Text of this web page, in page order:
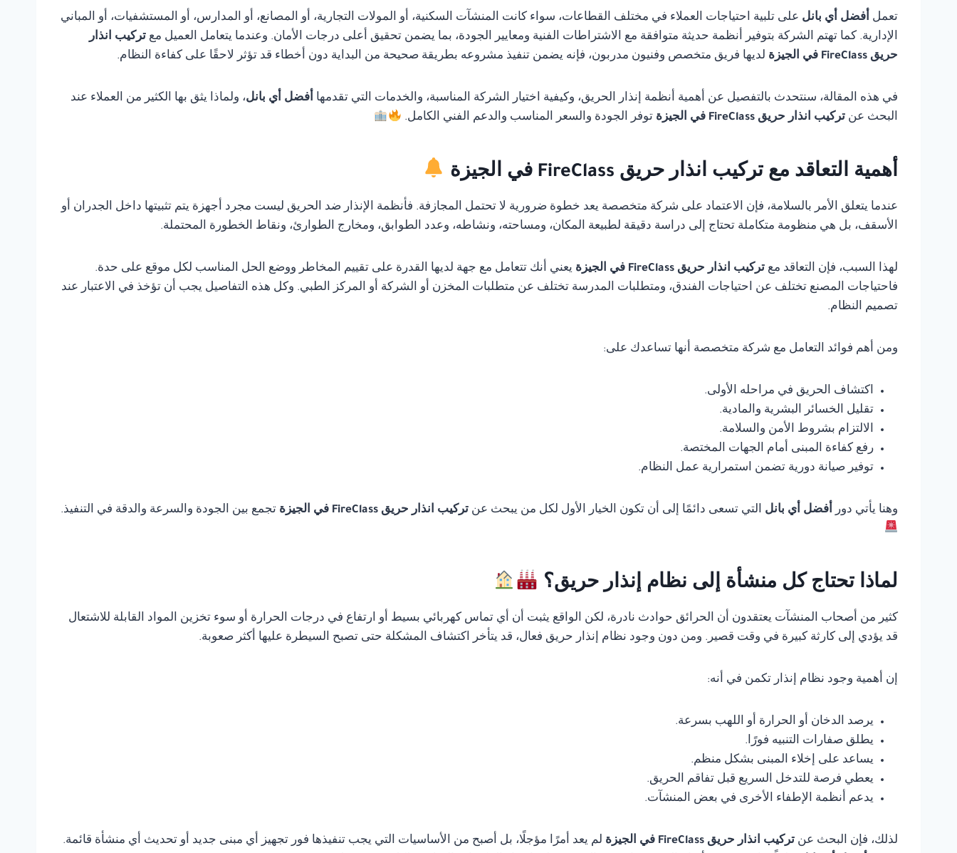
تعمل أفضل أي بانل على تلبية احتياجات العملاء في مختلف القطاعات، سواء كانت المنشآت السكنية، أو المولات التجارية، أو المصانع، أو المدارس، أو المستشفيات، أو المباني
الإدارية. كما تهتم الشركة بتوفير أنظمة حديثة متوافقة مع الاشتراطات الفنية ومعايير الجودة، بما يضمن تحقيق أعلى درجات الأمان. وعندما يتعامل العميل مع تركيب انذار
حريق FireClass في الجيزة
لديها فريق متخصص وفنيون مدربون، فإنه يضمن تنفيذ مشروعه بطريقة صحيحة من البداية دون أخطاء قد تؤثر لاحقًا على كفاءة النظام.
في هذه المقالة، سنتحدث بالتفصيل عن أهمية أنظمة إنذار الحريق، وكيفية اختيار الشركة المناسبة، والخدمات التي تقدمها أفضل أي بانل، ولماذا يثق بها الكثير من العملاء عند
البحث عن تركيب انذار حريق FireClass في الجيزة توفر الجودة والسعر المناسب والدعم الفني الكامل.
أهمية التعاقد مع تركيب انذار حريق FireClass في الجيزة
عندما يتعلق الأمر بالسلامة، فإن الاعتماد على شركة متخصصة يعد خطوة ضرورية لا تحتمل المجازفة. فأنظمة الإنذار ضد الحريق ليست مجرد أجهزة يتم تثبيتها داخل الجدران أو
الأسقف، بل هي منظومة متكاملة تحتاج إلى دراسة دقيقة لطبيعة المكان، ومساحته، ونشاطه، وعدد الطوابق، ومخارج الطوارئ، ونقاط الخطورة المحتملة.
لهذا السبب، فإن التعاقد مع تركيب انذار حريق FireClass في الجيزة
يعني أنك تتعامل مع جهة لديها القدرة على تقييم المخاطر ووضع الحل المناسب لكل موقع على حدة.
فاحتياجات المصنع تختلف عن احتياجات الفندق، ومتطلبات المدرسة تختلف عن متطلبات المخزن أو الشركة أو المركز الطبي. وكل هذه التفاصيل يجب أن تؤخذ في الاعتبار عند
تصميم النظام.
ومن أهم فوائد التعامل مع شركة متخصصة أنها تساعدك على:
اكتشاف الحريق في مراحله الأولى.
تقليل الخسائر البشرية والمادية.
الالتزام بشروط الأمن والسلامة.
رفع كفاءة المبنى أمام الجهات المختصة.
توفير صيانة دورية تضمن استمرارية عمل النظام.
وهنا يأتي دور أفضل أي بانل التي تسعى دائمًا إلى أن تكون الخيار الأول لكل من يبحث عن تركيب انذار حريق FireClass في الجيزة تجمع بين الجودة والسرعة والدقة في التنفيذ.
لماذا تحتاج كل منشأة إلى نظام إنذار حريق؟
كثير من أصحاب المنشآت يعتقدون أن الحرائق حوادث نادرة، لكن الواقع يثبت أن أي تماس كهربائي بسيط أو ارتفاع في درجات الحرارة أو سوء تخزين المواد القابلة للاشتعال
قد يؤدي إلى كارثة كبيرة في وقت قصير. ومن دون وجود نظام إنذار حريق فعال، قد يتأخر اكتشاف المشكلة حتى تصبح السيطرة عليها أكثر صعوبة.
إن أهمية وجود نظام إنذار تكمن في أنه:
يرصد الدخان أو الحرارة أو اللهب بسرعة.
يطلق صفارات التنبيه فورًا.
يساعد على إخلاء المبنى بشكل منظم.
يعطي فرصة للتدخل السريع قبل تفاقم الحريق.
يدعم أنظمة الإطفاء الأخرى في بعض المنشآت.
لذلك، فإن البحث عن تركيب انذار حريق FireClass في الجيزة
لم يعد أمرًا مؤجلًا، بل أصبح من الأساسيات التي يجب تنفيذها فور تجهيز أي مبنى جديد أو تحديث أي منشأة قائمة.